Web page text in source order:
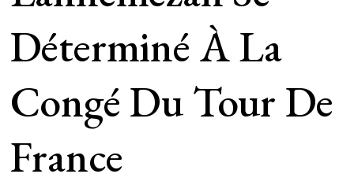
Déterminé À La
Congé Du Tour De
France